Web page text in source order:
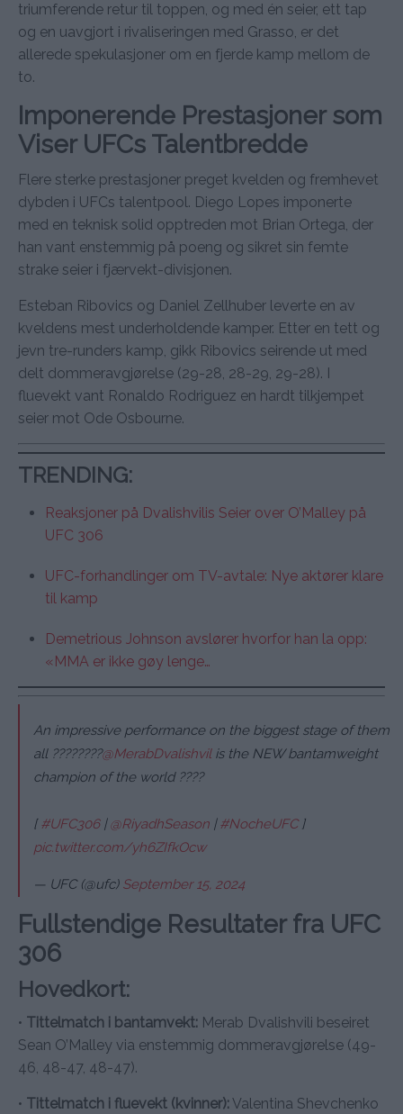
triumferende retur til toppen, og med én seier, ett tap
og en uavgjort i rivaliseringen med Grasso, er det
allerede spekulasjoner om en fjerde kamp mellom de
to.
Imponerende Prestasjoner som
Viser UFCs Talentbredde
Flere sterke prestasjoner preget kvelden og fremhevet
dybden i UFCs talentpool. Diego Lopes imponerte
med en teknisk solid opptreden mot Brian Ortega, der
han vant enstemmig på poeng og sikret sin femte
strake seier i fjærvekt-divisjonen.
Esteban Ribovics og Daniel Zellhuber leverte en av
kveldens mest underholdende kamper. Etter en tett og
jevn tre-runders kamp, gikk Ribovics seirende ut med
delt dommeravgjørelse (29-28, 28-29, 29-28). I
fluevekt vant Ronaldo Rodriguez en hardt tilkjempet
seier mot Ode Osbourne.
TRENDING:
Reaksjoner på Dvalishvilis Seier over O’Malley på
UFC 306
UFC-forhandlinger om TV-avtale: Nye aktører klare
til kamp
Demetrious Johnson avslører hvorfor han la opp:
«MMA er ikke gøy lenge…
An impressive performance on the biggest stage of them
all ????‍????@MerabDvalishvilis the NEW bantamweight
champion of the world ????
[#UFC306|@RiyadhSeason |#NocheUFC]
pic.twitter.com/yh6ZIfkOcw
— UFC (@ufc) September 15, 2024
Fullstendige Resultater fra UFC
306
Hovedkort:
• Tittelmatch i bantamvekt: Merab Dvalishvili beseiret
Sean O’Malley via enstemmig dommeravgjørelse (49-
46, 48-47, 48-47).
• Tittelmatch i fluevekt (kvinner):Valentina Shevchenko